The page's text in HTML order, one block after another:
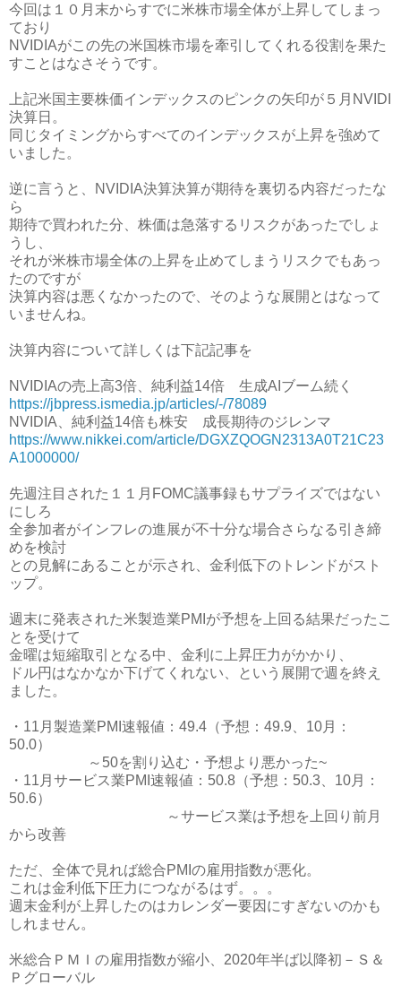
今回は１０月末からすでに米株市場全体が上昇してしまっ
ており
NVIDIAがこの先の米国株市場を牽引してくれる役割を果た
すことはなさそうです。
上記米国主要株価インデックスのピンクの矢印が５月NVIDI
決算日。
同じタイミングからすべてのインデックスが上昇を強めて
いました。
逆に言うと、NVIDIA決算決算が期待を裏切る内容だったな
ら
期待で買われた分、株価は急落するリスクがあったでしょ
うし、
それが米株市場全体の上昇を止めてしまうリスクでもあっ
たのですが
決算内容は悪くなかったので、そのような展開とはなって
いませんね。
決算内容について詳しくは下記記事を
NVIDIAの売上高3倍、純利益14倍 生成AIブーム続く
https://jbpress.ismedia.jp/articles/-/78089
NVIDIA、純利益14倍も株安 成長期待のジレンマ
https://www.nikkei.com/article/DGXZQOGN2313A0T21C23
A1000000/
先週注目された１１月FOMC議事録もサプライズではない
にしろ
全参加者がインフレの進展が不十分な場合さらなる引き締
めを検討
との見解にあることが示され、金利低下のトレンドがスト
ップ。
週末に発表された米製造業PMIが予想を上回る結果だったこ
とを受けて
金曜は短縮取引となる中、金利に上昇圧力がかかり、
ドル円はなかなか下げてくれない、という展開で週を終え
ました。
・11月製造業PMI速報値：49.4（予想：49.9、10月：
50.0）
～50を割り込む・予想より悪かった~
・11月サービス業PMI速報値：50.8（予想：50.3、10月：
50.6）
～サービス業は予想を上回り前月
から改善
ただ、全体で見れば総合PMIの雇用指数が悪化。
これは金利低下圧力につながるはず。。。
週末金利が上昇したのはカレンダー要因にすぎないのかも
しれません。
米総合ＰＭＩの雇用指数が縮小、2020年半ば以降初－Ｓ＆
Ｐグローバル